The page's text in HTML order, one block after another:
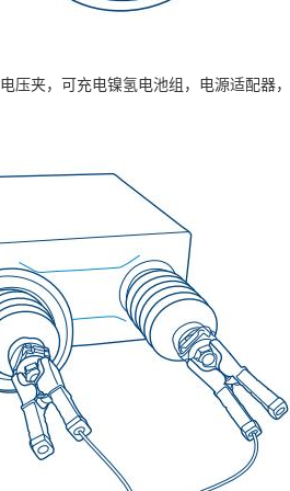
电压夹，可充电镍氢电池组，电源适配器